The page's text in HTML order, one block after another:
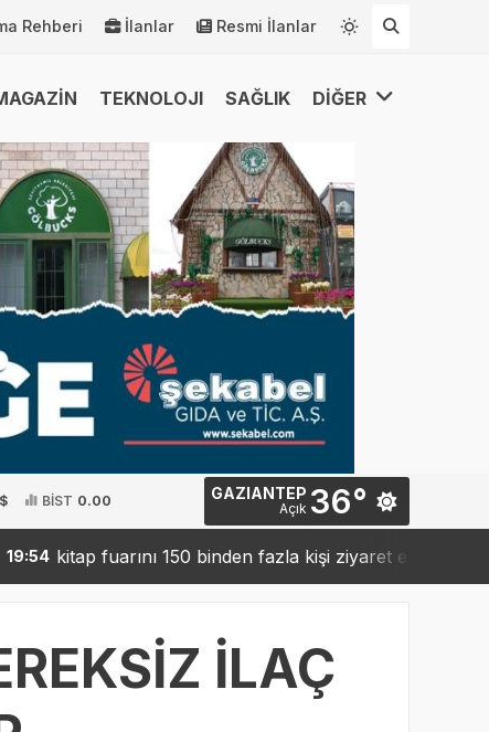
Rehberi İlanlar Resmi İlanlar
TEKNOLOJI SAĞLIK DİĞER
BİST 0.00 GAZIANTEP
Açık 36°
fuarını 150 binden fazla kişi ziyaret etti 19:42
İLAÇ